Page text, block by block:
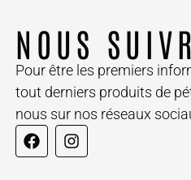
NOUS
Pour être les premiers
tout derniers produits de
nous sur nos réseaux